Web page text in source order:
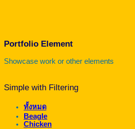
Portfolio Element
Showcase work or other elements
Simple with Filtering
ทั้งหมด
Beagle
Chicken